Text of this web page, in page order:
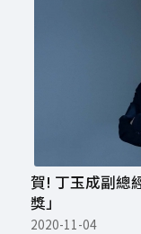
賀! 丁玉成副總
獎」
2020-11-04